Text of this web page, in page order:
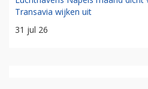
Transavia wijken uit
31 jul 26